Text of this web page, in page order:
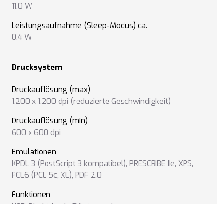
11.0 W
Leistungsaufnahme (Sleep-Modus) ca.
0.4 W
Drucksystem
Druckauflösung (max)
1.200 x 1.200 dpi (reduzierte Geschwindigkeit)
Druckauflösung (min)
600 x 600 dpi
Emulationen
KPDL 3 (PostScript 3 kompatibel), PRESCRIBE IIe, XPS,
PCL6 (PCL 5c, XL), PDF 2.0
Funktionen